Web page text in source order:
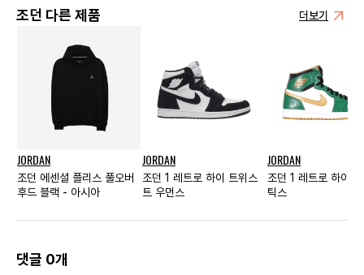
조던 다른 제품 더보기
JORDAN
조던 에센셜 플리스 풀오버
후드 블랙 - 아시아
JORDAN
조던 1 레트로 하이 트위스
트 우먼스
JORDAN
조던 1 레트로 하이
틱스
댓글 0개